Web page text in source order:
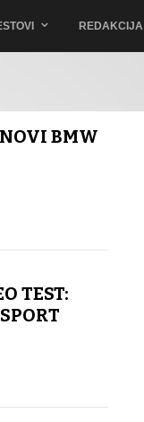
REDAKCIJA
BMW
TEST: